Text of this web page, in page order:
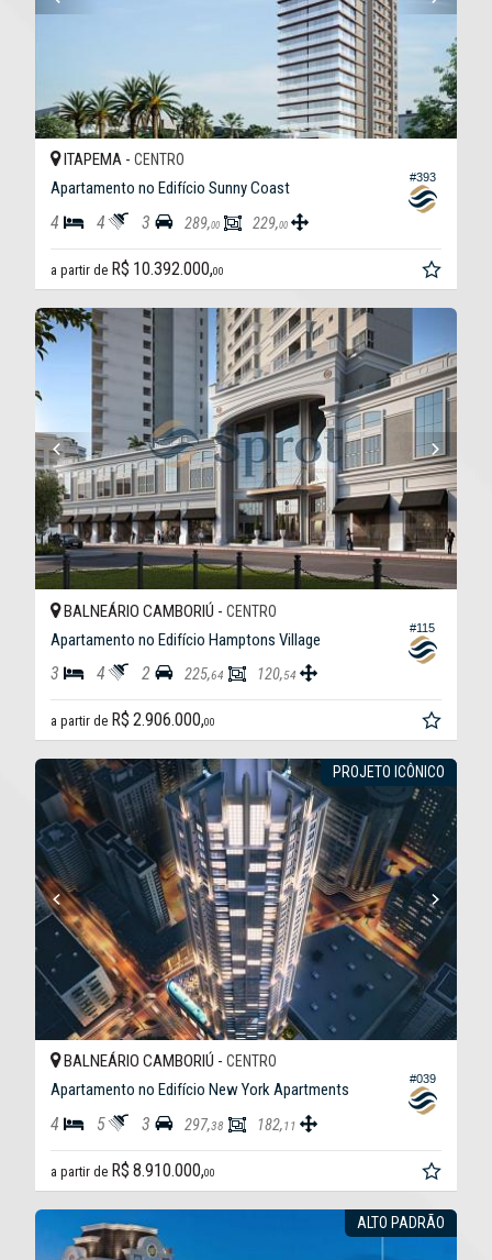
#393
ITAPEMA - CENTRO
Apartamento no Edifício Sunny Coast
4 4 3 289,00 229,00
a partir de R$ 10.392.000,00
#115
BALNEÁRIO CAMBORIÚ - CENTRO
Apartamento no Edifício Hamptons Village
3 4 2 225,64 120,54
a partir de R$ 2.906.000,00
PROJETO ICÔNICO
#039
BALNEÁRIO CAMBORIÚ - CENTRO
Apartamento no Edifício New York Apartments
4 5 3 297,38 182,11
a partir de R$ 8.910.000,00
ALTO PADRÃO